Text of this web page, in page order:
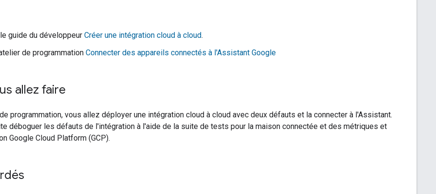
le guide du développeur Créer une intégration cloud à cloud.
de programmation Connecter des appareils connectés à l'Assistant Google
allez faire
de programmation, vous allez déployer une intégration cloud à cloud avec deux défauts et la connecter à l'Assistant.
déboguer les défauts de l'intégration à l'aide de la suite de tests pour la maison connectée et des métriques et
Google Cloud Platform (GCP).